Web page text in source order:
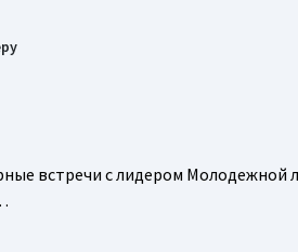
встречи с лидером Молодежной